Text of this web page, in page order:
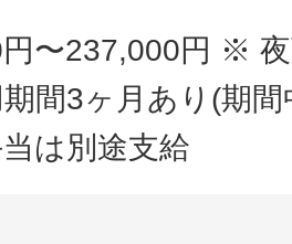
〜237,000円 ※ 夜
間3ヶ月あり(期
は別途支給